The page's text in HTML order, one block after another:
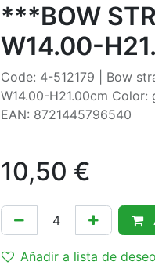
***BOW
W14.00-
Code: 4-512179 | Bow
W14.00-H21.00cm Color:
EAN: 8721445796540
10,50 €
Añadir a lista de